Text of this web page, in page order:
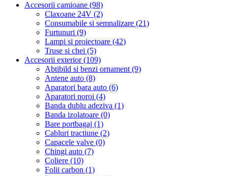
Accesorii camioane (98)
Claxoane 24V (2)
Consumabile si semnalizare (21)
Furtunuri (9)
Lampi si proiectoare (42)
Truse si chei (5)
Accesorii exterior (109)
Abtibild si benzi ornament (9)
Antene auto (8)
Aparatori bara auto (6)
Aparatori noroi (4)
Banda dublu adeziva (1)
Banda izolatoare (0)
Bare portbagaj (1)
Cabluri tractiune (2)
Capacele valve (0)
Chingi auto (7)
Coliere (10)
Folii carbon (1)